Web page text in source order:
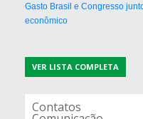
Gasto Brasil e Congresso
econômico
VER LISTA COMPLETA
Contatos